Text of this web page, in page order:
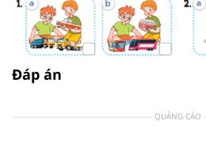
Đáp án
QUẢNG CÁO